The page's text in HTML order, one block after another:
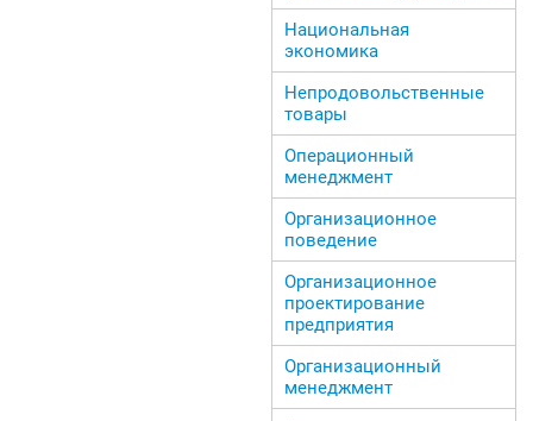
Национальная
экономика
Непродовольственные
товары
Операционный
менеджмент
Организационное
поведение
Организационное
проектирование
предприятия
Организационный
менеджмент